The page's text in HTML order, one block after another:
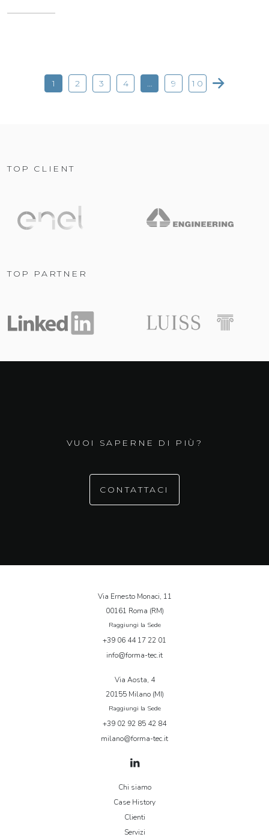
1 2 3 4 … 9 10
TOP CLIENT
TOP PARTNER
VUOI SAPERNE DI PIÙ?
CONTATTACI
Via Ernesto Monaci, 11
00161 Roma (RM)
Raggiungi la Sede
+39 06 44 17 22 01
info@forma-tec.it
Via Aosta, 4
20155 Milano (MI)
Raggiungi la Sede
+39 02 92 85 42 84
milano@forma-tec.it
Chi siamo
Case History
Clienti
Servizi